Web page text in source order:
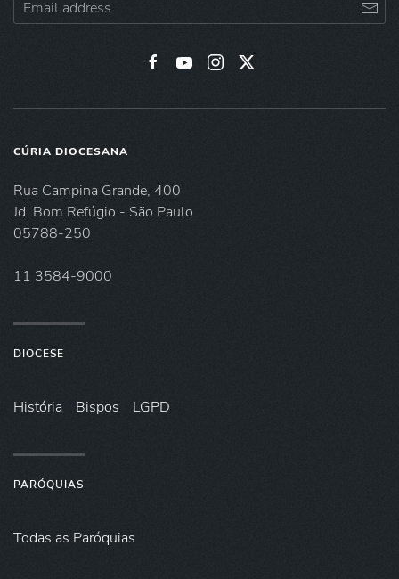
CÚRIA DIOCESANA
Rua Campina Grande, 400
Jd. Bom Refúgio - São Paulo
05788-250
11 3584-9000
DIOCESE
História Bispos LGPD
PARÓQUIAS
Todas as Paróquias